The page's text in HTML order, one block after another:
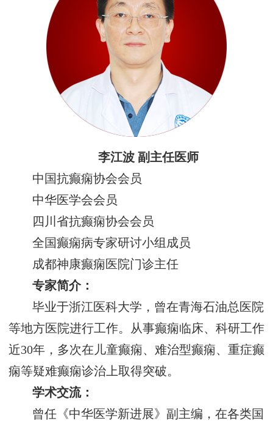
李江波 副主任医师
中国抗癫痫协会会员
中华医学会会员
四川省抗癫痫协会会员
全国癫痫病专家研讨小组成员
成都神康癫痫医院门诊主任
专家简介：
毕业于浙江医科大学，曾在青海石油总医院
等地方医院进行工作。从事癫痫临床、科研工作
近30年，多次在儿童癫痫、难治型癫痫、重症癫
痫等疑难癫痫诊治上取得突破。
学术交流：
曾任《中华医学新进展》副主编，在各类国